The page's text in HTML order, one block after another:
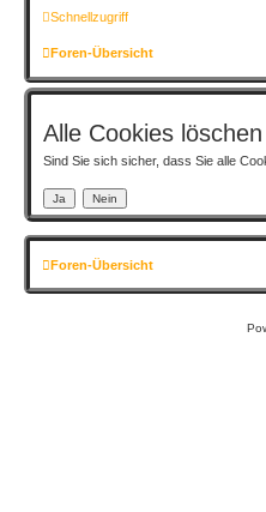
Schnellzugriff
Foren-Übersicht
Alle Cookies löschen
Sind Sie sich sicher, dass Sie alle
Foren-Übersicht